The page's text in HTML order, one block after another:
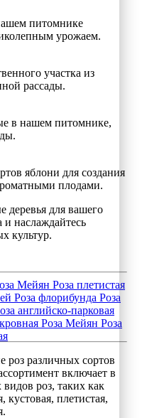
питомнике
урожаем.
участка из
рассады.
в нашем питомнике,
яблони для создания
плодами.
деревья для вашего
наслаждайтесь
культур.
Мейян Роза плетистая
Роза флорибунда Роза
английско-парковая
Роза Мейян Роза
роз различных сортов
включает в
роз, таких как
кустовая, плетистая,